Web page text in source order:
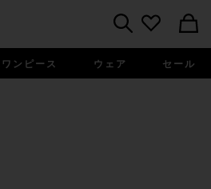
ンピース ウェア セール